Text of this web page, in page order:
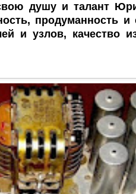
душу и талант
продуманность и
и узлов, качество